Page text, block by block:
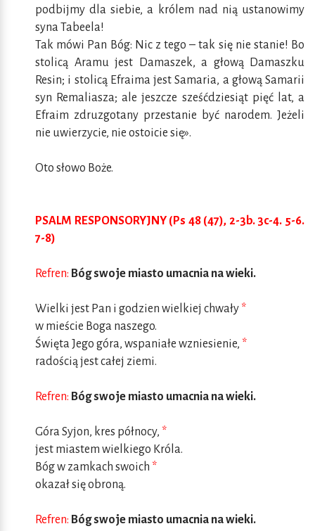
podbijmy dla siebie, a królem nad nią ustanowimy
syna Tabeela!
Tak mówi Pan Bóg: Nic z tego – tak się nie stanie! Bo
stolicą Aramu jest Damaszek, a głową Damaszku
Resin; i stolicą Efraima jest Samaria, a głową Samarii
syn Remaliasza; ale jeszcze sześćdziesiąt pięć lat, a
Efraim zdruzgotany przestanie być narodem. Jeżeli
nie uwierzycie, nie ostoicie się».
Oto słowo Boże.
PSALM RESPONSORYJNY (Ps 48 (47), 2-3b. 3c-4. 5-6.
7-8)
Refren: Bóg swoje miasto umacnia na wieki.
Wielki jest Pan i godzien wielkiej chwały *
w mieście Boga naszego.
Święta Jego góra, wspaniałe wzniesienie, *
radością jest całej ziemi.
Refren: Bóg swoje miasto umacnia na wieki.
Góra Syjon, kres północy, *
jest miastem wielkiego Króla.
Bóg w zamkach swoich *
okazał się obroną.
Refren: Bóg swoje miasto umacnia na wieki.